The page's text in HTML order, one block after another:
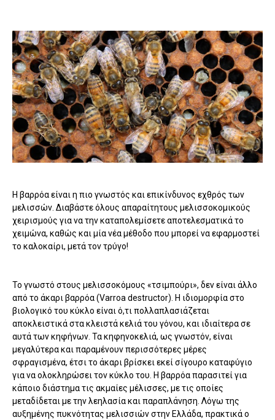
Η βαρρόα είναι η πιο γνωστός και επικίνδυνος εχθρός των
μελισσών. Διαβάστε όλους απαραίτητους μελισσοκομικούς
χειρισμούς για να την καταπολεμίσετε αποτελεσματικά το
χειμώνα, καθώς και μία νέα μέθοδο που μπορεί να εφαρμοστεί
το καλοκαίρι, μετά τον τρύγο!
Το γνωστό στους μελισσοκόμους «τσιμπούρι», δεν είναι άλλο
από το άκαρι βαρρόα (Varroa destructor). Η ιδιομορφία στο
βιολογικό του κύκλο είναι ό,τι πολλαπλασιάζεται
αποκλειστικά στα κλειστά κελιά του γόνου, και ιδιαίτερα σε
αυτά των κηφήνων. Τα κηφηνοκελιά, ως γνωστόν, είναι
μεγαλύτερα και παραμένουν περισσότερες μέρες
σφραγισμένα, έτσι το άκαρι βρίσκει εκεί σίγουρο καταφύγιο
για να ολοκληρώσει τον κύκλο του. Η βαρρόα παρασιτεί για
κάποιο διάστημα τις ακμαίες μέλισσες, με τις οποίες
μεταδίδεται με την λεηλασία και παραπλάνηση. Λόγω της
αυξημένης πυκνότητας μελισσιών στην Ελλάδα, πρακτικά ο